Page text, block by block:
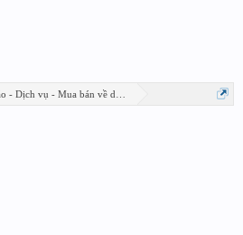
- Dịch vụ - Mua bán về design